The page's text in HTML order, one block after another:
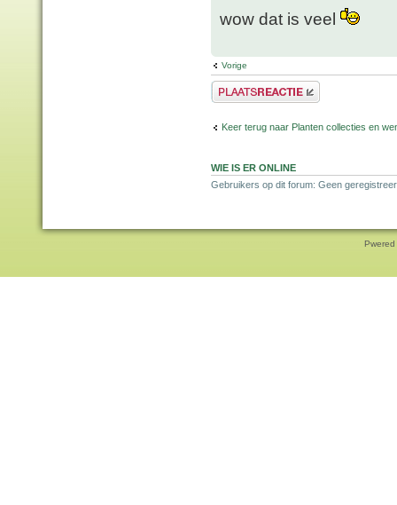
wow dat is veel
Vorige
Plaats een reactie
Keer terug naar Planten collecties en
WIE IS ER ONLINE
Gebruikers op dit forum: Geen